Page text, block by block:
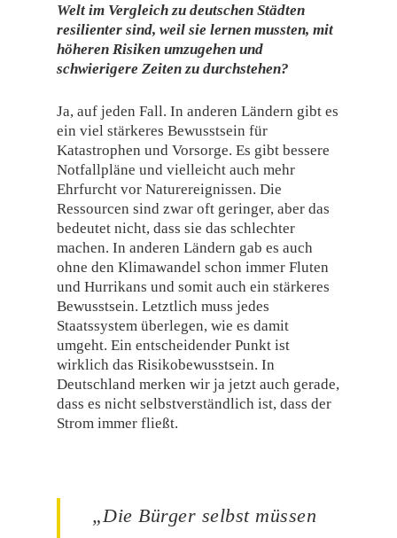
Welt im Vergleich zu deutschen Städten
resilienter sind, weil sie lernen mussten, mit
höheren Risiken umzugehen und
schwierigere Zeiten zu durchstehen?
Ja, auf jeden Fall. In anderen Ländern gibt es
ein viel stärkeres Bewusstsein für
Katastrophen und Vorsorge. Es gibt bessere
Notfallpläne und vielleicht auch mehr
Ehrfurcht vor Naturereignissen. Die
Ressourcen sind zwar oft geringer, aber das
bedeutet nicht, dass sie das schlechter
machen. In anderen Ländern gab es auch
ohne den Klimawandel schon immer Fluten
und Hurrikans und somit auch ein stärkeres
Bewusstsein. Letztlich muss jedes
Staatssystem überlegen, wie es damit
umgeht. Ein entscheidender Punkt ist
wirklich das Risikobewusstsein. In
Deutschland merken wir ja jetzt auch gerade,
dass es nicht selbstverständlich ist, dass der
Strom immer fließt.
„Die Bürger selbst müssen